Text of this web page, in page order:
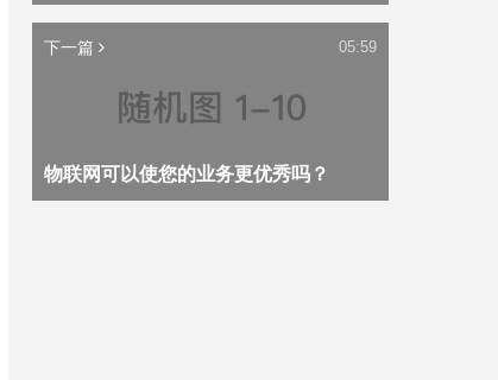
下一篇
物联网可以使您的业务更优秀吗？
05:59